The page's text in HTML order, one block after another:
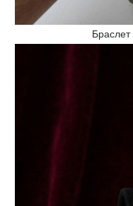
Браслет